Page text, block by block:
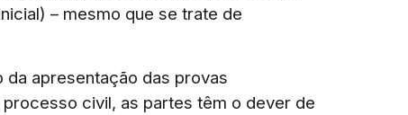
– mesmo que se trate de
apresentação das provas
civil, as partes têm o dever de